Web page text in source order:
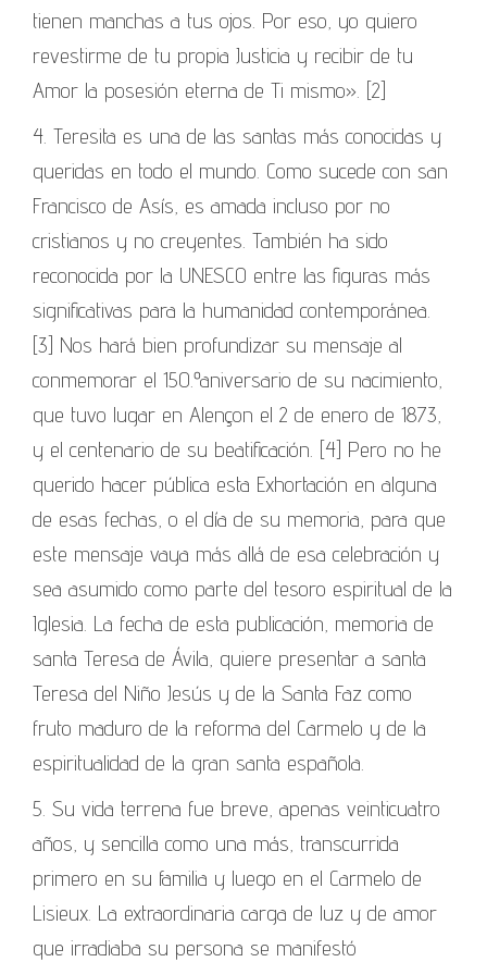
tienen manchas a tus ojos. Por eso, yo quiero
revestirme de tu propia Justicia y recibir de tu
Amor la posesión eterna de Ti mismo». [2]
4. Teresita es una de las santas más conocidas y
queridas en todo el mundo. Como sucede con san
Francisco de Asís, es amada incluso por no
cristianos y no creyentes. También ha sido
reconocida por la UNESCO entre las figuras más
significativas para la humanidad contemporánea.
[3] Nos hará bien profundizar su mensaje al
conmemorar el 150.º aniversario de su nacimiento,
que tuvo lugar en Alençon el 2 de enero de 1873,
y el centenario de su beatificación. [4] Pero no he
querido hacer pública esta Exhortación en alguna
de esas fechas, o el día de su memoria, para que
este mensaje vaya más allá de esa celebración y
sea asumido como parte del tesoro espiritual de la
Iglesia. La fecha de esta publicación, memoria de
santa Teresa de Ávila, quiere presentar a santa
Teresa del Niño Jesús y de la Santa Faz como
fruto maduro de la reforma del Carmelo y de la
espiritualidad de la gran santa española.
5. Su vida terrena fue breve, apenas veinticuatro
años, y sencilla como una más, transcurrida
primero en su familia y luego en el Carmelo de
Lisieux. La extraordinaria carga de luz y de amor
que irradiaba su persona se manifestó